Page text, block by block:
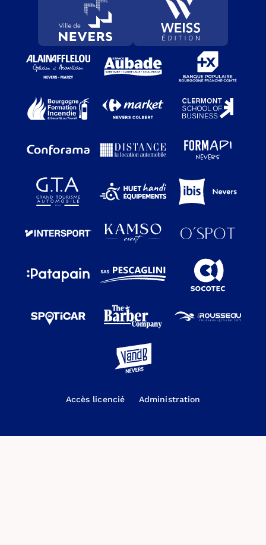
Accès licencié Administration